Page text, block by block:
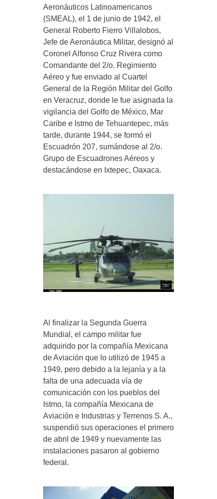
Aeronáuticos Latinoamericanos
(SMEAL), el 1 de junio de 1942, el
General Roberto Fierro Villalobos,
Jefe de Aeronáutica Militar, designó al
Coronel Alfonso Cruz Rivera como
Comandante del 2/o. Regimiento
Aéreo y fue enviado al Cuartel
General de la Región Militar del Golfo
en Veracruz, donde le fue asignada la
vigilancia del Golfo de México, Mar
Caribe e Istmo de Tehuantepec, más
tarde, durante 1944, se formó el
Escuadrón 207, sumándose al 2/o.
Grupo de Escuadrones Aéreos y
destacándose en Ixtepec, Oaxaca.
Al finalizar la Segunda Guerra
Mundial, el campo militar fue
adquirido por la compañía Mexicana
de Aviación que lo utilizó de 1945 a
1949, pero debido a la lejanía y a la
falta de una adecuada vía de
comunicación con los pueblos del
Istmo, la compañía Mexicana de
Aviación e Industrias y Terrenos S. A.,
suspendió sus operaciones el primero
de abril de 1949 y nuevamente las
instalaciones pasaron al gobierno
federal.